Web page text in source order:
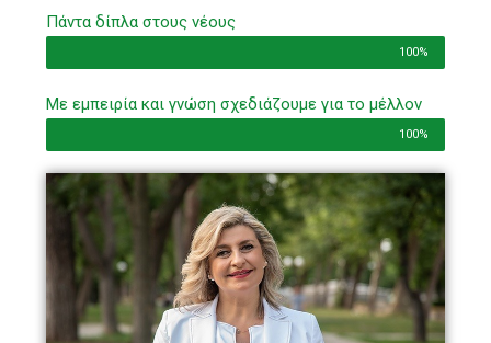
Πάντα δίπλα στους νέους
100%
Με εμπειρία και γνώση σχεδιάζουμε για το μέλλον
100%